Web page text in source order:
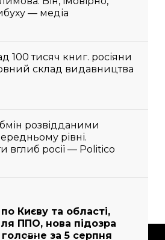
— медіа
100 тисяч книг. росіяни
склад видавництва
розвідданими
рівні.
вглиб росії — Politico
Києву та області,
ППО, нова підозра
за 5 серпня